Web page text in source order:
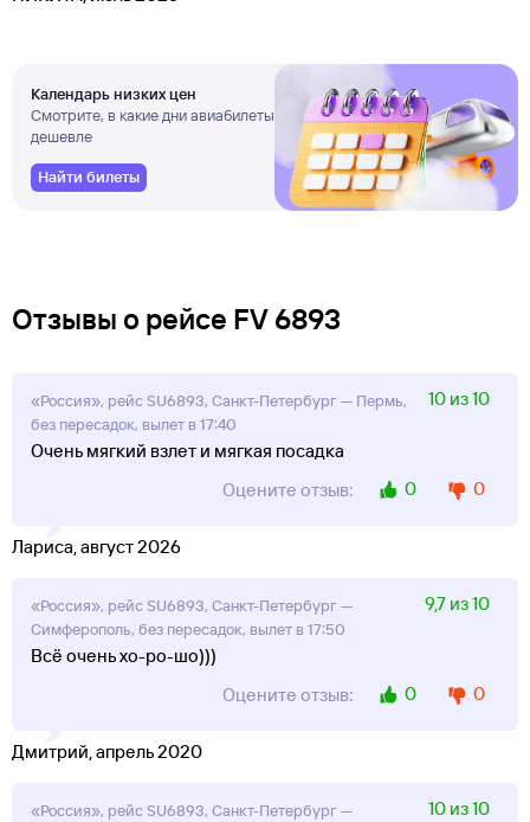
Календарь низких цен
Смотрите, в какие дни авиабилеты
дешевле
Найти билеты
Отзывы о рейсе FV 6893
«Россия», рейс SU6893, Санкт-Петербург — Пермь,
без пересадок, вылет в 17:40
10 из 10
Очень мягкий взлет и мягкая посадка
Оцените отзыв:
0 0
Лариса, август 2026
«Россия», рейс SU6893, Санкт-Петербург —
Симферополь, без пересадок, вылет в 17:50
9,7 из 10
Всё очень хо-ро-шо)))
Оцените отзыв:
0 0
Дмитрий, апрель 2020
«Россия», рейс SU6893, Санкт-Петербург —
10 из 10